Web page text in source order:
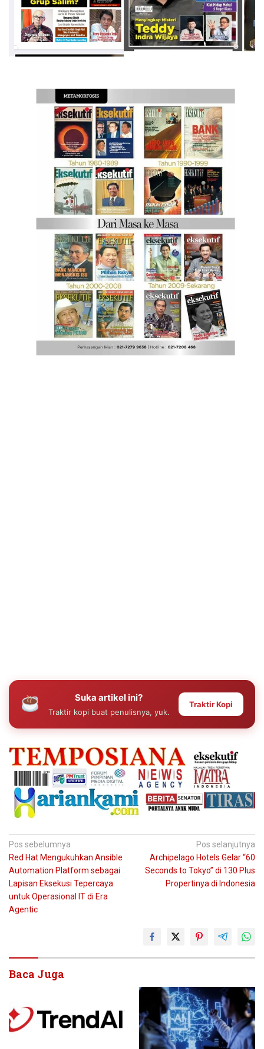
Suka artikel ini?
Traktir kopi buat penulisnya, yuk.
Traktir Kopi
Navigasi
pos
Pos sebelumnya
Red Hat Mengukuhkan Ansible
Automation Platform sebagai
Lapisan Eksekusi Tepercaya
untuk Operasional IT di Era
Agentic
Pos selanjutnya
Archipelago Hotels Gelar “60
Seconds to Tokyo” di 130 Plus
Propertinya di Indonesia
Baca Juga